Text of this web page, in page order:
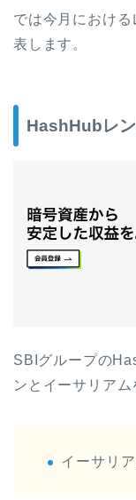
では今月におけ
表します。
HashHubレ
SBIグループの
ンとイーサリアム
イーサリ